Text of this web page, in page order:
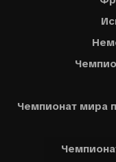
Чемпионат мира